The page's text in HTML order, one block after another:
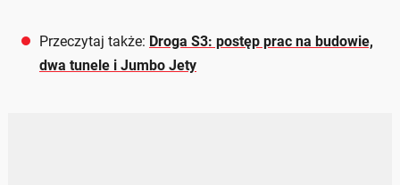
Przeczytaj także: Droga S3: postęp prac na budowie,
dwa tunele i Jumbo Jety